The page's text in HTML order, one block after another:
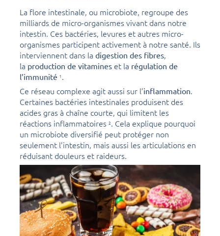
La flore intestinale, ou microbiote, regroupe des
milliards de micro-organismes vivant dans notre
intestin. Ces bactéries, levures et autres micro-
organismes participent activement à notre santé. Ils
interviennent dans la digestion des fibres,
la production de vitamines et la régulation de
l’immunité 1 .
Ce réseau complexe agit aussi sur l’inflammation.
Certaines bactéries intestinales produisent des
acides gras à chaîne courte, qui limitent les
réactions inflammatoires 2. Cela explique pourquoi
un microbiote diversifié peut protéger non
seulement l’intestin, mais aussi les articulations en
réduisant douleurs et raideurs.